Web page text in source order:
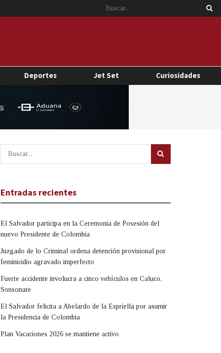
Deportes Jet Set Curiosidades
Entradas recientes
El Salvador participa en la Ceremonia de Posesión del
nuevo Presidente de Colombia
Juzgado de lo Criminal ordena detención provisional por
feminicidio agravado imperfecto
Fuerte accidente involucra a cinco vehículos en Caluco,
Sonsonate
El Salvador felicita a Abelardo de la Espriella por asumir
la Presidencia de Colombia
Plan Vacaciones 2026 se mantiene activo